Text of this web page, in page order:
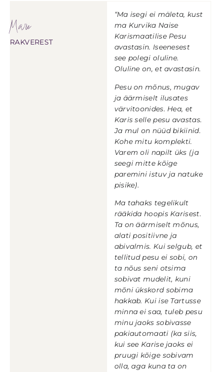
Mare
RAKVEREST
“Ma isegi ei mäleta, kust
ma Kurvika Naise
Karismaatilise Pesu
avastasin. Iseenesest
see polegi oluline.
Oluline on, et avastasin.
Pesu on mõnus, mugav
ja äärmiselt ilusates
värvitoonides. Hea, et
Karis selle pesu avastas.
Ja mul on nüüd bikiinid.
Kohe mitu komplekti.
Varem oli napilt üks (ja
seegi mitte kõige
paremini istuv ja natuke
pisike).
Ma tahaks tegelikult
rääkida hoopis Karisest.
Ta on äärmiselt mõnus,
alati positiivne ja
abivalmis. Kui selgub, et
tellitud pesu ei sobi, on
ta nõus seni otsima
sobivat mudelit, kuni
mõni ükskord sobima
hakkab. Kui ise Tartusse
minna ei saa, tuleb pesu
minu jaoks sobivasse
pakiautomaati (ka siis,
kui see Karise jaoks ei
pruugi kõige sobivam
olla, aga kuna ta on